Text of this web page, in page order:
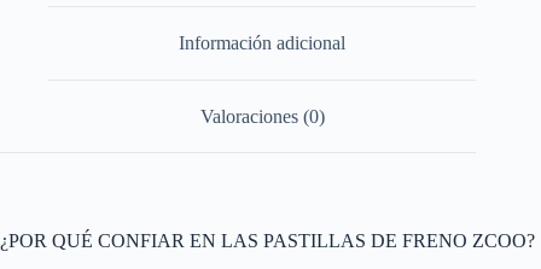
Información adicional
Valoraciones (0)
¿POR QUÉ CONFIAR EN LAS PASTILLAS DE FRENO ZCOO?